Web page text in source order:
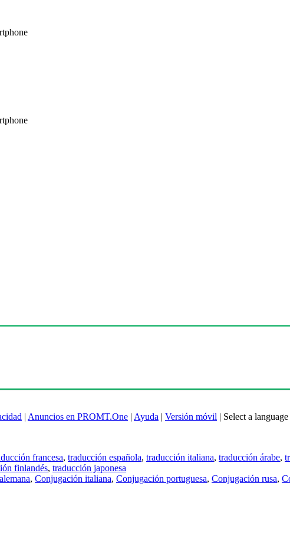
| Anuncios en PROMT.One | Ayuda | Versión móvil | Select a language
francesa, traducción española, traducción italiana, traducción árabe,
finlandés, traducción japonesa
, Conjugación italiana, Conjugación portuguesa, Conjugación rusa,